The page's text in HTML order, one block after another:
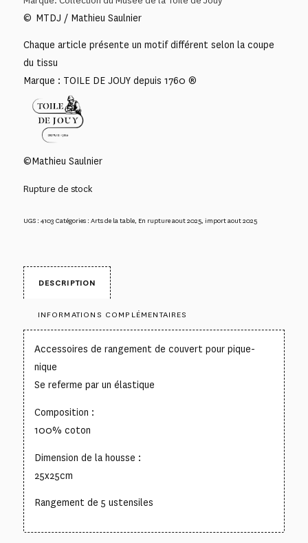
© MTDJ / Mathieu Saulnier
Chaque article présente un motif différent selon la coupe
du tissu
Marque : TOILE DE JOUY depuis 1760 ®
©Mathieu Saulnier
Rupture de stock
UGS :4103 Catégories :Arts de la table, En rupture aout 2025, import aout 2025
DESCRIPTION
INFORMATIONS COMPLÉMENTAIRES
Accessoires de rangement de couvert pour pique-
nique
Se referme par un élastique
Composition :
100% coton
Dimension de la housse :
25x25cm
Rangement de 5 ustensiles